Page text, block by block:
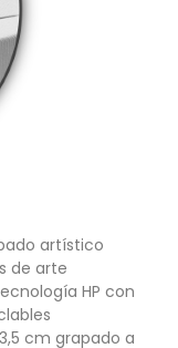
artístico
de arte
HP con
cm grapado a